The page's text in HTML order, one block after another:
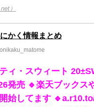
）
かく情報まとめ
ィ・スウィート
発売 🔹楽天ブックス
始してます